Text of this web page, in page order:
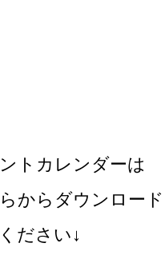
トカレンダーは
からダウンロー
ださい↓